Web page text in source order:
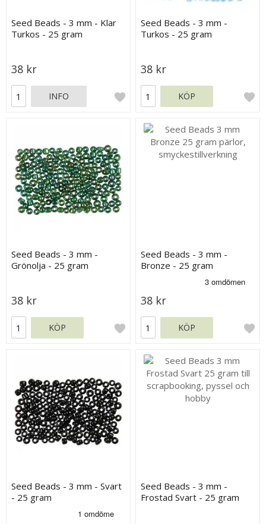
Seed Beads - 3 mm - Klar
Turkos - 25 gram
38 kr
INFO
Seed Beads - 3 mm -
Turkos - 25 gram
38 kr
KÖP
Seed Beads - 3 mm -
Grönolja - 25 gram
38 kr
KÖP
Seed Beads - 3 mm -
Bronze - 25 gram
38 kr
KÖP
Seed Beads - 3 mm - Svart
- 25 gram
Seed Beads - 3 mm -
Frostad Svart - 25 gram